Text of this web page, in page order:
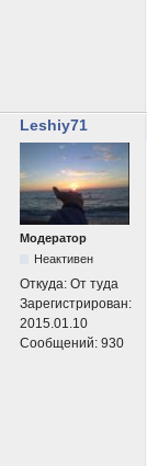
Leshiy71
Модератор
Неактивен
Откуда: От туда
Зарегистрирован:
2015.01.10
Сообщений: 930